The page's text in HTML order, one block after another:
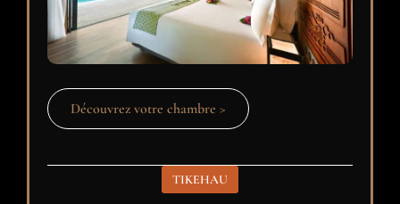
Découvrez votre chambre >
TIKEHAU